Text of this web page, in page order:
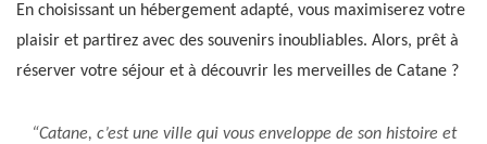
En choisissant un hébergement adapté, vous maximiserez votre
plaisir et partirez avec des souvenirs inoubliables. Alors, prêt à
réserver votre séjour et à découvrir les merveilles de Catane ?
“Catane, c’est une ville qui vous enveloppe de son histoire et